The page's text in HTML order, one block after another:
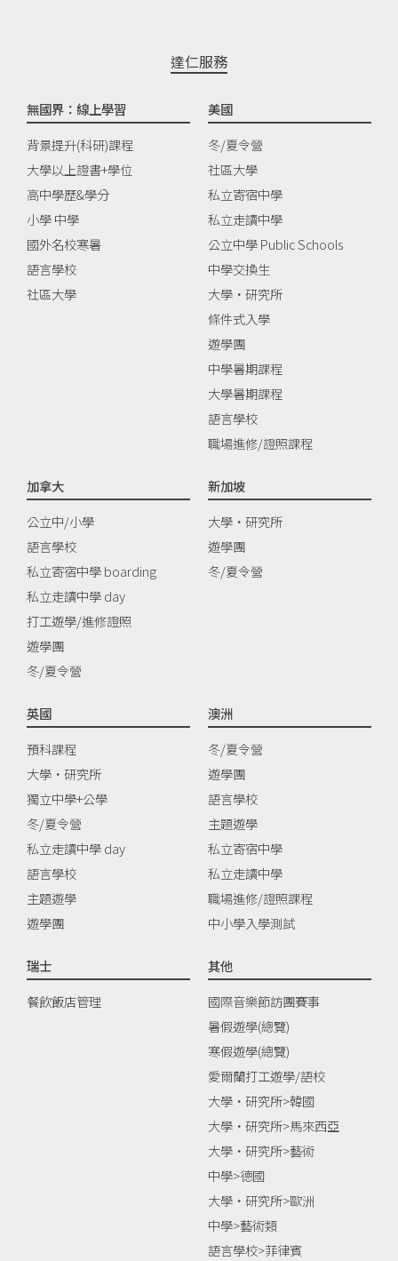
達仁服務
無國界：線上學習
背景提升(科研)課程
大學以上證書+學位
高中學歷&學分
小學 中學
國外名校寒暑
語言學校
社區大學
美國
冬/夏令營
社區大學
私立寄宿中學
私立走讀中學
公立中學 Public Schools
中學交換生
大學‧研究所
條件式入學
遊學團
中學暑期課程
大學暑期課程
語言學校
職場進修/證照課程
加拿大
公立中/小學
語言學校
私立寄宿中學 boarding
私立走讀中學 day
打工遊學/進修證照
遊學團
冬/夏令營
新加坡
大學‧研究所
遊學團
冬/夏令營
英國
預科課程
大學‧研究所
獨立中學+公學
冬/夏令營
私立走讀中學 day
語言學校
主題遊學
遊學團
澳洲
冬/夏令營
遊學團
語言學校
主題遊學
私立寄宿中學
私立走讀中學
職場進修/證照課程
中小學入學測試
瑞士
餐飲飯店管理
其他
國際音樂節訪團賽事
暑假遊學(總覽)
寒假遊學(總覽)
愛爾蘭打工遊學/語校
大學‧研究所>韓國
大學‧研究所>馬來西亞
大學‧研究所>藝術
中學>德國
大學‧研究所>歐洲
中學>藝術類
語言學校>菲律賓